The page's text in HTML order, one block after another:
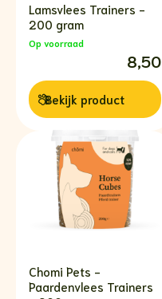
Lamsvlees Trainers -
200 gram
Op voorraad
8,50
Bekijk product
Chomi Pets -
Paardenvlees Trainers